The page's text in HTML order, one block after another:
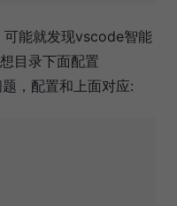
可能就发现vscode智能
目录下面配置
，配置和上面对应: